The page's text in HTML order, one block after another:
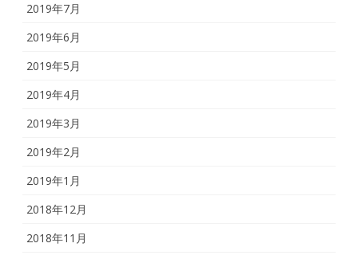
2019年7月
2019年6月
2019年5月
2019年4月
2019年3月
2019年2月
2019年1月
2018年12月
2018年11月